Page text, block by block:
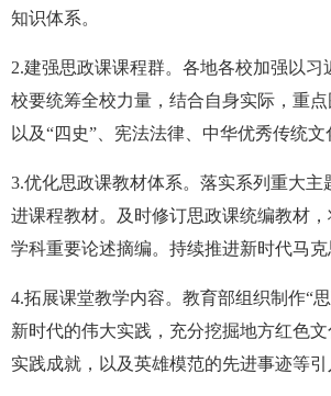
知识体系。
2.建强思政课课程群。各地各校加强以
校要统筹全校力量，结合自身实际，重
以及“四史”、宪法法律、中华优秀传统
3.优化思政课教材体系。落实系列重大
进课程教材。及时修订思政课统编教材
学科重要论述摘编。持续推进新时代马
4.拓展课堂教学内容。教育部组织制作“
新时代的伟大实践，充分挖掘地方红色
实践成就，以及英雄模范的先进事迹等